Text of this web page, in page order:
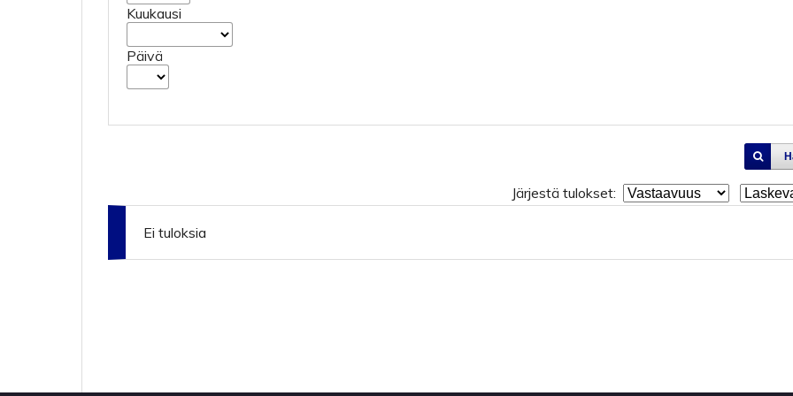
Kuukausi
Päivä
Järjestä tulokset:
Ei tuloksia